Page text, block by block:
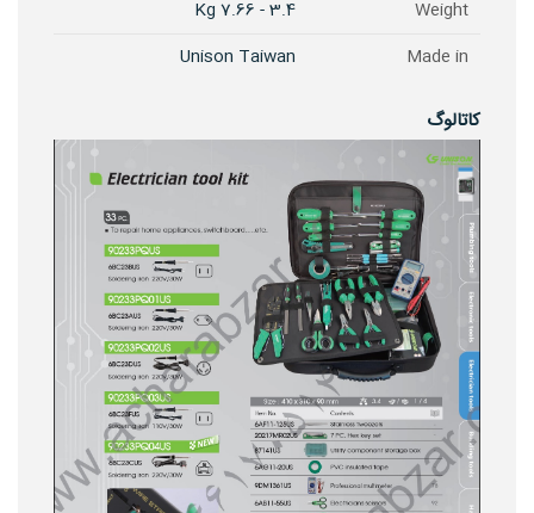
Weight
3.4 - 7.66 Kg
Made in
Unison Taiwan
کاتالوگ